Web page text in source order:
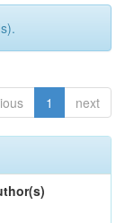
1 next